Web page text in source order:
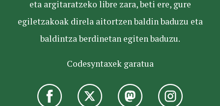
eta argitaratzeko libre zara, beti ere, gure
egiletzakoak direla aitortzen baldin baduzu eta
baldintza berdinetan egiten baduzu.
Codesyntaxek garatua